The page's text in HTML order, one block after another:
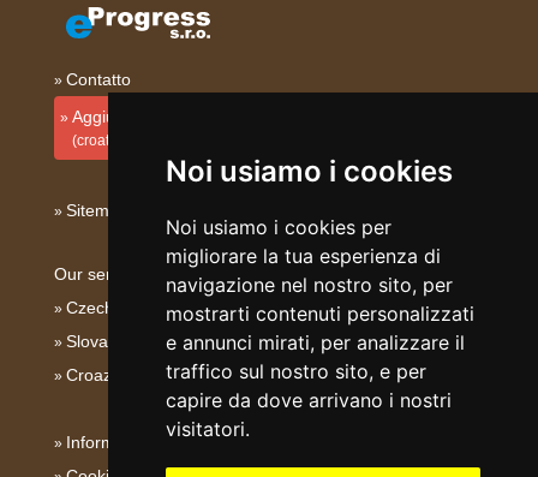
Noi usiamo i cookies
Noi usiamo i cookies per
migliorare la tua esperienza di
navigazione nel nostro sito, per
mostrarti contenuti personalizzati
e annunci mirati, per analizzare il
traffico sul nostro sito, e per
capire da dove arrivano i nostri
visitatori.
Contatto
Aggiungi la tua sistemazione
(croato)
Sitemap
Our servers:
Czech mountains
Slovakian mountains
Croazia - Adriatico
Informativa su privacy